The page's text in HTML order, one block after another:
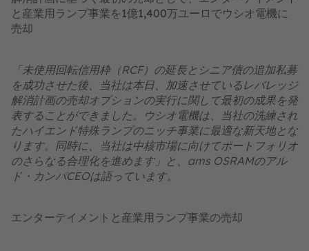
と産業用ランプ事業を1億1,400万ユーロでウシオ電機に
売却
「未使用回転信用枠（RCF）の延長とシニア債の追加私募
を成功させた後、当社は本日、加速させているレバレッジ
解消計画の売却オプションの実行に関して最初の成果を発
表することができました。ウシオ電機は、当社の洗練され
たハイエンド特殊ランプのニッチ事業に最適な新天地とな
ります。同時に、当社は中核市場に向けてポートフォリオ
のさらなる合理化を進めます」と、ams OSRAMのアル
ド・カンパCEOは語っています。
エンターテイメントと産業用ランプ事業の売却